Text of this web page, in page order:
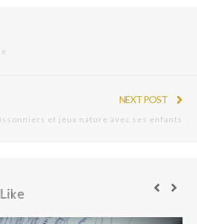
NEXT POST
et jeux nature avec ses enfants